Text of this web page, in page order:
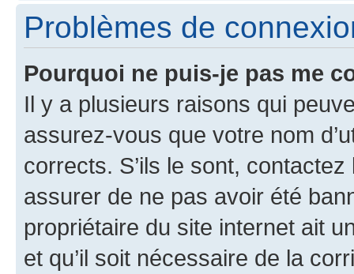
Problèmes de
Pourquoi ne puis-je pas me
Il y a plusieurs raisons qui
assurez-vous que votre nom
corrects. S’ils le sont,
assurer de ne pas avoir été
propriétaire du site internet ait
et qu’il soit nécessaire de la